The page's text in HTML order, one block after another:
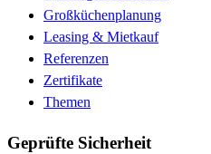
Großküchenplanung
Leasing & Mietkauf
Referenzen
Zertifikate
Themen
Geprüfte Sicherheit